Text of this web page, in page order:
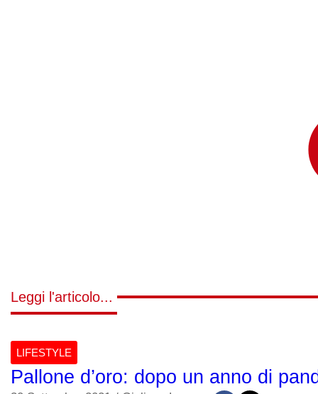
Leggi l'articolo...
LIFESTYLE
Pallone d’oro: dopo un anno di